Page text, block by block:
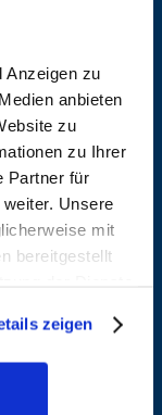
Anzeigen zu
anbieten
zu
zu Ihrer
Partner für
Unsere
mit
bereitgestellt
zeigen